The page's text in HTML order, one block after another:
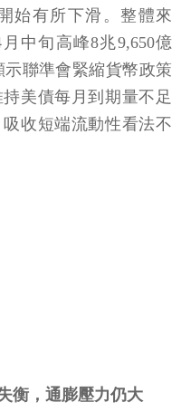
始有所下滑。整體來
中旬高峰8兆9,650億
示聯準會緊縮貨幣政策
美債每月到期量不足
收短端流動性看法不
衡，通膨壓力仍大